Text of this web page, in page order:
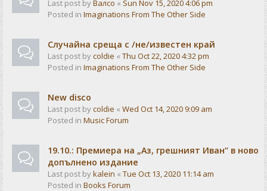
Last post byВалсо « Sun Nov 15, 2020 4:06 pm
Posted in Imaginations From The Other Side
Случайна среща с /не/известен край
Last post bycoldie « Thu Oct 22, 2020 4:32 pm
Posted in Imaginations From The Other Side
New disco
Last post bycoldie « Wed Oct 14, 2020 9:09 am
Posted in Music Forum
19.10.: Премиера на „Аз, грешният Иван“ в ново
допълнено издание
Last post bykalein « Tue Oct 13, 2020 11:14 am
Posted in Books Forum